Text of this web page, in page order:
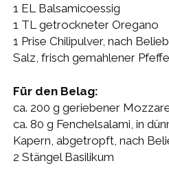
1 EL Balsamicoessig
1 TL getrockneter Oregano
1 Prise Chilipulver, nach
Salz, frisch gemahlener
Für den Belag:
ca. 200 g geriebener
ca. 80 g Fenchelsalami, in
Kapern, abgetropft, nach
2 Stängel Basilikum